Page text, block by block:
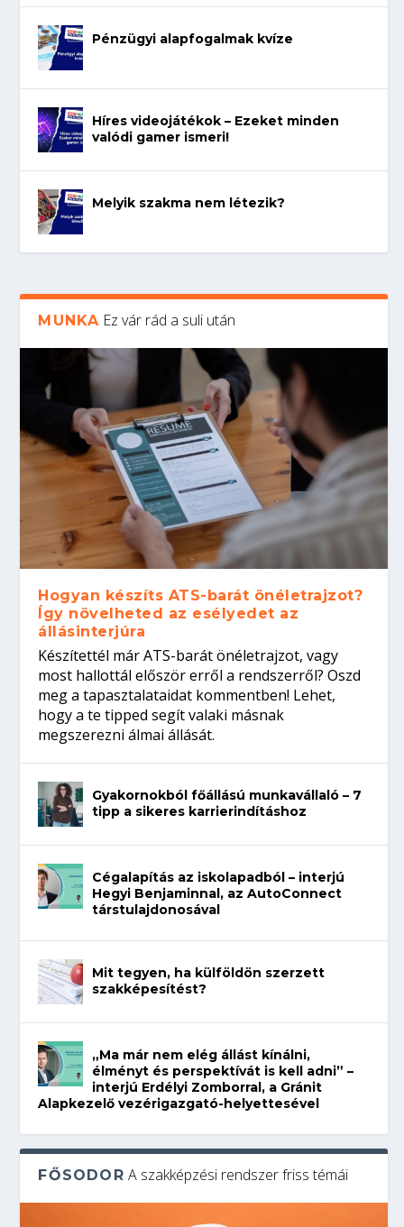
Pénzügyi alapfogalmak kvíze
Híres videojátékok – Ezeket minden
valódi gamer ismeri!
Melyik szakma nem létezik?
MUNKA Ez vár rád a suli után
Hogyan készíts ATS-barát önéletrajzot?
Így növelheted az esélyedet az
állásinterjúra
Készítettél már ATS-barát önéletrajzot, vagy
most hallottál először erről a rendszerről? Oszd
meg a tapasztalataidat kommentben! Lehet,
hogy a te tipped segít valaki másnak
megszerezni álmai állását.
Gyakornokból főállású munkavállaló – 7
tipp a sikeres karrierindításhoz
Cégalapítás az iskolapadból – interjú
Hegyi Benjaminnal, az AutoConnect
társtulajdonosával
Mit tegyen, ha külföldön szerzett
szakképesítést?
„Ma már nem elég állást kínálni,
élményt és perspektívát is kell adni” –
interjú Erdélyi Zomborral, a Gránit
Alapkezelő vezérigazgató-helyettesével
FŐSODOR A szakképzési rendszer friss témái